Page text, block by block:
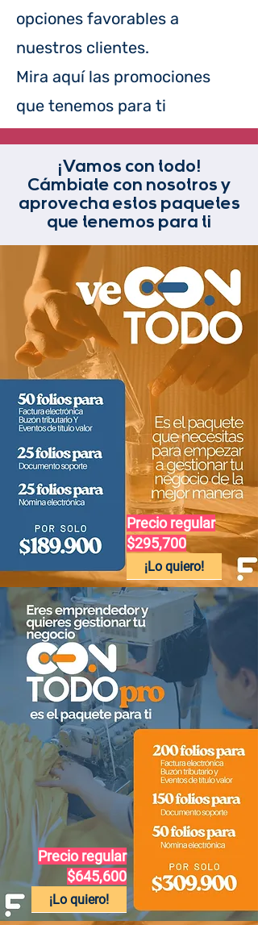
opciones favorables a
nuestros clientes.
Mira aquí las promociones
que tenemos para ti
¡Vamos con todo!
Cámbiate con nosotros y
aprovecha estos paquetes
que tenemos para ti
Precio regular
$295,700
¡Lo quiero!
Precio regular
$645,600
¡Lo quiero!